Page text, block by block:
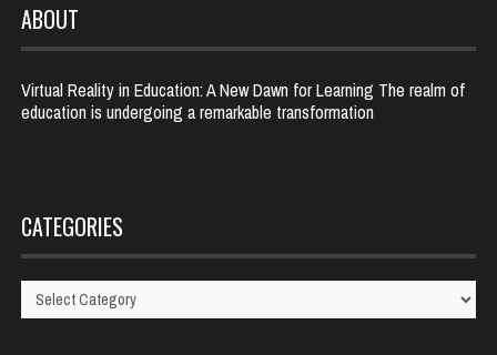
ABOUT
Virtual Reality in Education: A New Dawn for Learning The realm of
education is undergoing a remarkable transformation
CATEGORIES
Categories